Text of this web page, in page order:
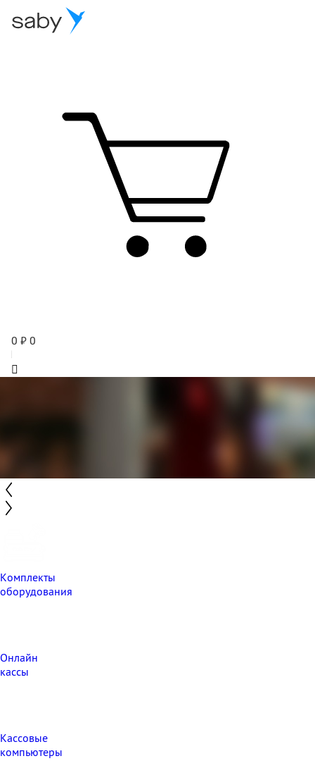
0 ₽ 0
Комплекты
оборудования
Онлайн
кассы
Кассовые
компьютеры